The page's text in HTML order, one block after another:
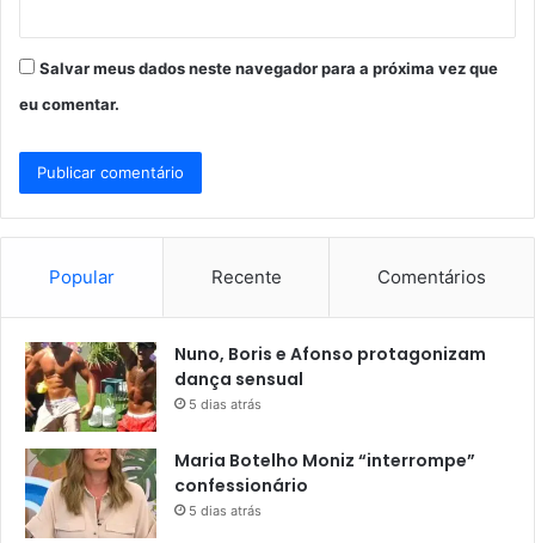
Salvar meus dados neste navegador para a próxima vez que
eu comentar.
Popular Recente Comentários
Nuno, Boris e Afonso protagonizam
dança sensual
5 dias atrás
Maria Botelho Moniz “interrompe”
confessionário
5 dias atrás